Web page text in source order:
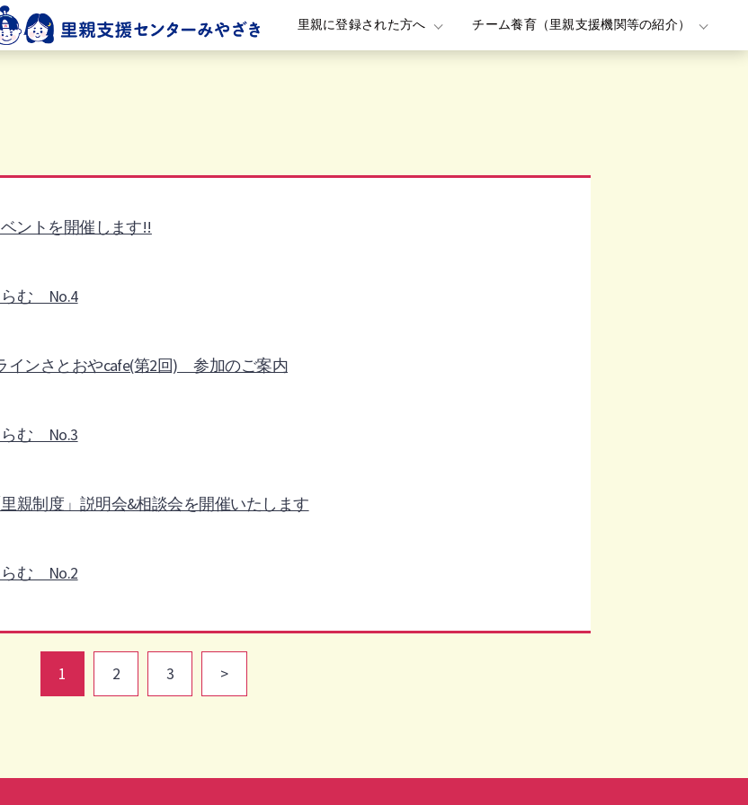
里親に登録された方へ チーム養育（里親支援機関等の紹介）
ントを開催します!!
らむ No.4
インさとおやcafe(第2回) 参加のご案内
らむ No.3
親制度」説明会&相談会を開催いたします
らむ No.2
1 2 3 >